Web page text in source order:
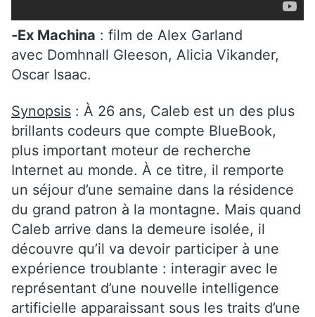
-Ex Machina : film de Alex Garland
avec Domhnall Gleeson, Alicia Vikander,
Oscar Isaac.
Synopsis : À 26 ans, Caleb est un des plus
brillants codeurs que compte BlueBook,
plus important moteur de recherche
Internet au monde. À ce titre, il remporte
un séjour d’une semaine dans la résidence
du grand patron à la montagne. Mais quand
Caleb arrive dans la demeure isolée, il
découvre qu’il va devoir participer à une
expérience troublante : interagir avec le
représentant d’une nouvelle intelligence
artificielle apparaissant sous les traits d’une